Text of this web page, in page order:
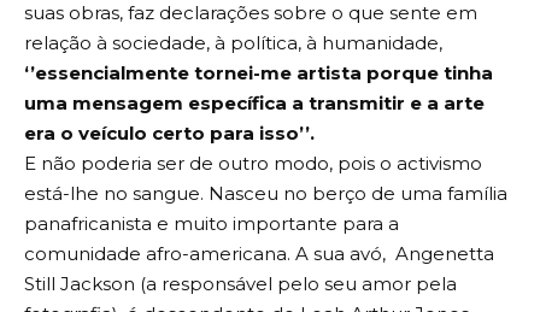
suas obras, faz declarações sobre o que sente em
relação à sociedade, à política, à humanidade,
‘’essencialmente tornei-me artista porque tinha
uma mensagem específica a transmitir e a arte
era o veículo certo para isso’’.
E não poderia ser de outro modo, pois o activismo
está-lhe no sangue. Nasceu no berço de uma família
panafricanista e muito importante para a
comunidade afro-americana. A sua avó, Angenetta
Still Jackson (a responsável pelo seu amor pela